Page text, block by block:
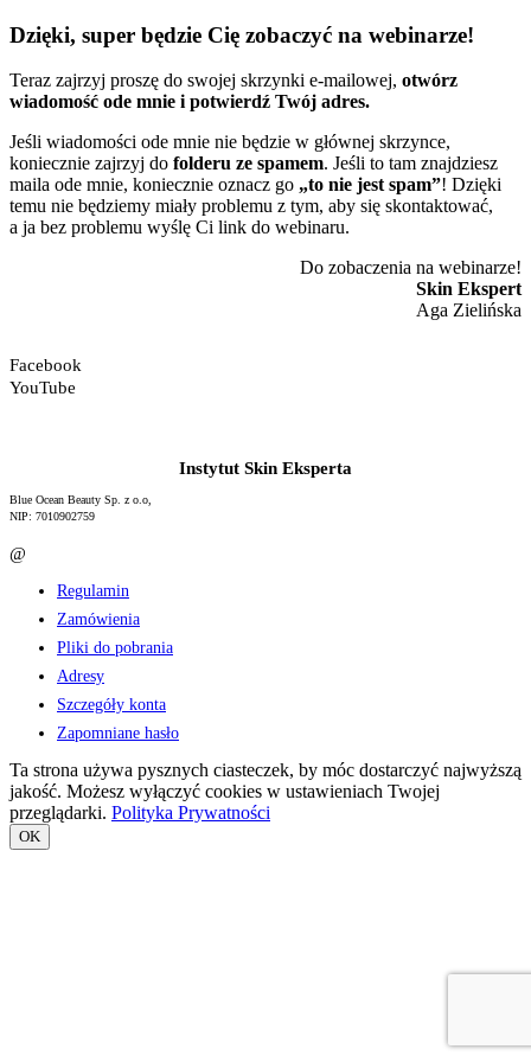
Dzięki, super będzie Cię zobaczyć na webinarze!
Teraz zajrzyj proszę do swojej skrzynki e-mailowej, otwórz
wiadomość ode mnie i potwierdź Twój adres.
Jeśli wiadomości ode mnie nie będzie w głównej skrzynce,
koniecznie zajrzyj do folderu ze spamem. Jeśli to tam znajdziesz
maila ode mnie, koniecznie oznacz go „to nie jest spam”! Dzięki
temu nie będziemy miały problemu z tym, aby się skontaktować,
a ja bez problemu wyślę Ci link do webinaru.
Do zobaczenia na webinarze!
Skin Ekspert
Aga Zielińska
Facebook
YouTube
Instytut Skin Eksperta
Blue Ocean Beauty Sp. z o.o,
NIP: 7010902759
@
Regulamin
Zamówienia
Pliki do pobrania
Adresy
Szczegóły konta
Zapomniane hasło
Ta strona używa pysznych ciasteczek, by móc dostarczyć najwyższą
jakość. Możesz wyłączyć cookies w ustawieniach Twojej
przeglądarki. Polityka Prywatności
OK